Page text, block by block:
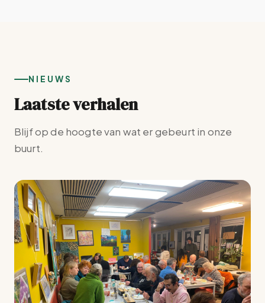
NIEUWS
Laatste verhalen
Blijf op de hoogte van wat er gebeurt in onze
buurt.